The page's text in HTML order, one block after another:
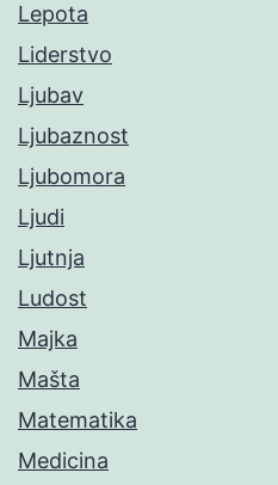
Lepota
Liderstvo
Ljubav
Ljubaznost
Ljubomora
Ljudi
Ljutnja
Ludost
Majka
Mašta
Matematika
Medicina